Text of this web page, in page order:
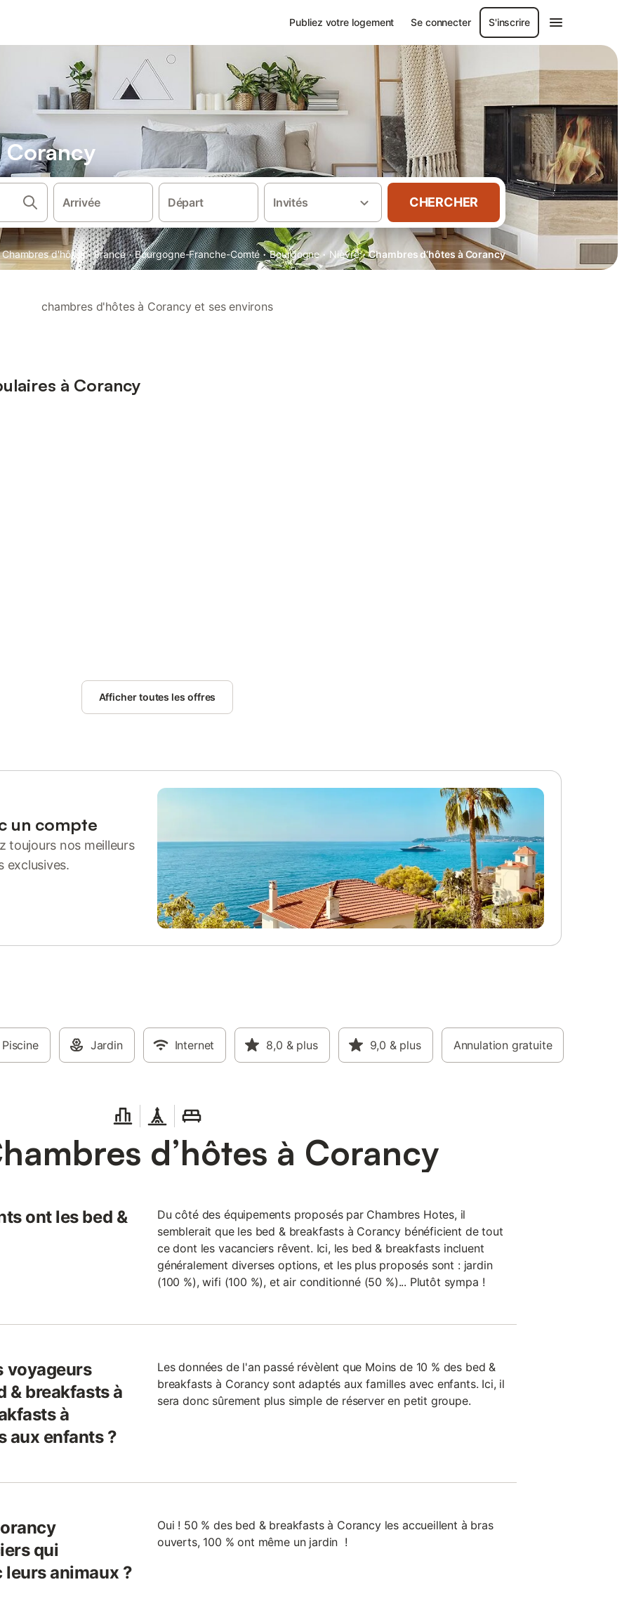
Publiez votre logement Se connecter S'inscrire
Corancy
Arrivée Départ Invités CHERCHER
Chambres d'hôtes · France · Bourgogne-Franche-Comté · Bourgogne · Nièvre · Chambres d’hôtes à Corancy
chambres d'hôtes à Corancy et ses environs
à Corancy
Afficher toutes les offres
un compte
toujours nos meilleurs
exclusives.
Piscine Jardin Internet 8,0 & plus 9,0 & plus Annulation gratuite
d’hôtes à Corancy
ont les bed &
Du côté des équipements proposés par Chambres Hotes, il
semblerait que les bed & breakfasts à Corancy bénéficient de tout
ce dont les vacanciers rêvent. Ici, les bed & breakfasts incluent
généralement diverses options, et les plus proposés sont : jardin
(100 %), wifi (100 %), et air conditionné (50 %)... Plutôt sympa !
voyageurs
& breakfasts à
à
aux enfants ?
Les données de l'an passé révèlent que Moins de 10 % des bed &
breakfasts à Corancy sont adaptés aux familles avec enfants. Ici, il
sera donc sûrement plus simple de réserver en petit groupe.
qui
animaux ?
Oui ! 50 % des bed & breakfasts à Corancy les accueillent à bras
ouverts, 100 % ont même un jardin !